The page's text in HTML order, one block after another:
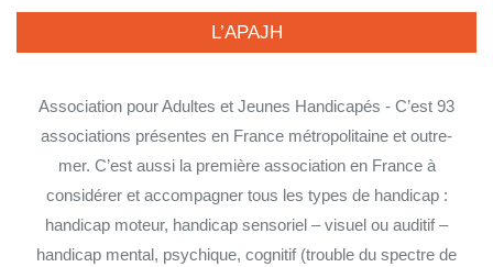
L’APAJH
Association pour Adultes et Jeunes Handicapés - C’est 93
associations présentes en France métropolitaine et outre-
mer. C’est aussi la première association en France à
considérer et accompagner tous les types de handicap :
handicap moteur, handicap sensoriel – visuel ou auditif –
handicap mental, psychique, cognitif (trouble du spectre de